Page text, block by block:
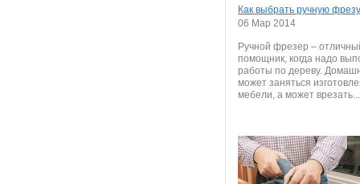
Как выбрать ручную фрезу
06 Мар 2014
Ручной фрезер –
помощник, когда надо
работы по дереву.
может заняться
мебели, а может врезать...